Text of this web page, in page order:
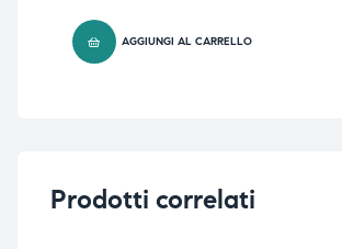
AGGIUNGI AL CARRELLO
Prodotti correlati